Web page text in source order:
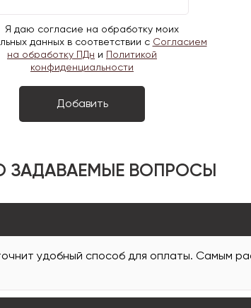
Я даю согласие на обработку моих
данных в соответствии с Согласием
на обработку ПДн и
Политикой
конфиденциальности
ЗАДАВАЕМЫЕ ВОПРОСЫ
удобный способ для оплаты. Самым